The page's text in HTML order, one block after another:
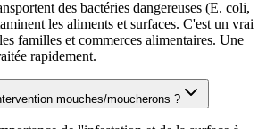
des bactéries dangereuses (E. coli,
les aliments et surfaces. C'est un vrai
familles et commerces alimentaires. Une
rapidement.
mouches/moucherons ?